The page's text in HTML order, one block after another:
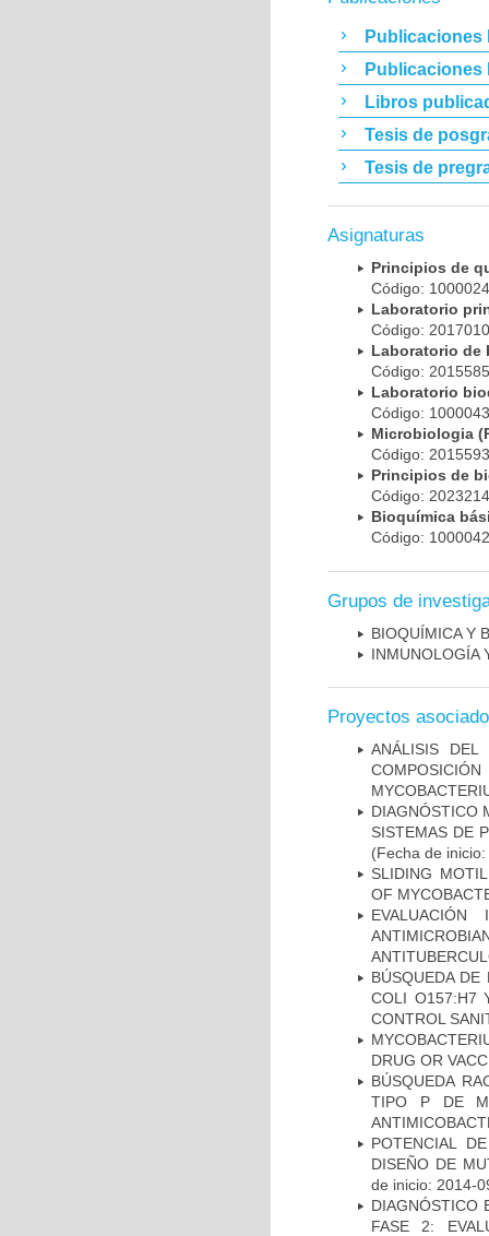
Publicaciones
Publicaciones
Libros
Tesis de
Tesis de
Asignaturas
Principios de
Código:
Laboratorio
Código:
Laboratorio de
Código:
Laboratorio
Código:
Microbiologia
Código:
Principios de
Código:
Bioquímica
Código:
Grupos de
BIOQUÍMICA Y
INMUNOLOGÍA
Proyectos
ANÁLISIS DEL
DIAGNÓSTICO
SISTEMAS DE
(Fecha de
SLIDING
OF
BÚSQUEDA DE
COLI O157:H7
CONTROL
DRUG OR
BÚSQUEDA
TIPO P DE
POTENCIAL
DISEÑO DE
de inicio: 2014-
DIAGNÓSTICO
FASE 2: